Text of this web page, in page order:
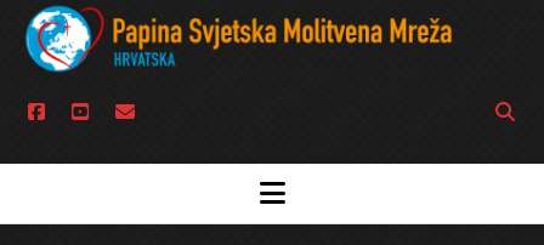
facebook
youtubeemail
Open
bar
open
menu